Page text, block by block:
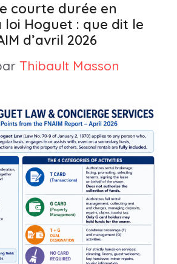
courte durée en
loi Hoguet : que dit le
d’avril 2026
Thibault Masson